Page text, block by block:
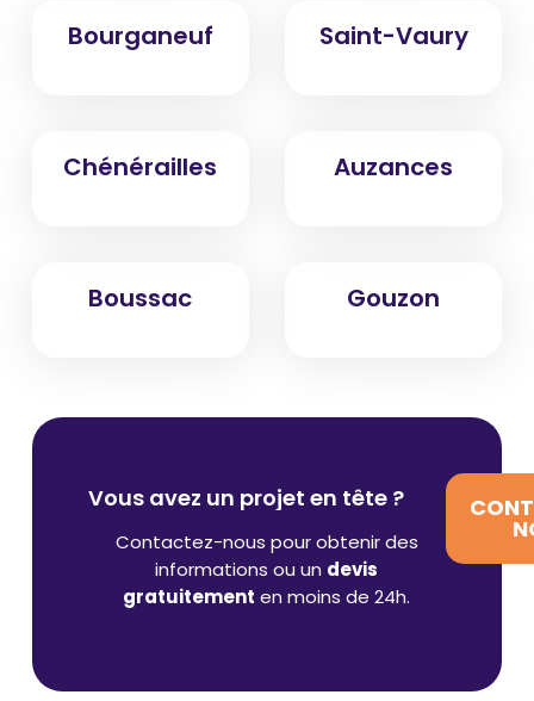
Bourganeuf Saint-Vaury
Chénérailles Auzances
Boussac Gouzon
Vous avez un projet en tête ?
Contactez-nous pour obtenir des
informations ou un devis
gratuitement en moins de 24h.